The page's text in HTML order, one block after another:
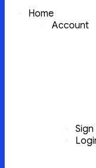
Home
Account
Sign